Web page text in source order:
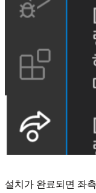
설치가 완료되면 좌